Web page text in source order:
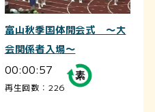
富山秋季国体開会式 ～大
会関係者入場～
00:00:57
再生回数：226